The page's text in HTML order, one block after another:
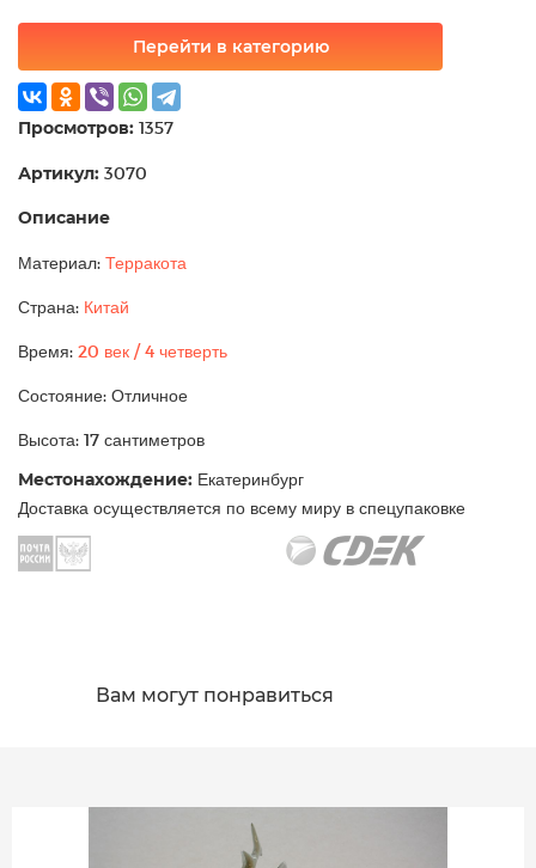
Перейти в категорию
Просмотров: 1357
Артикул: 3070
Описание
Материал: Терракота
Страна: Китай
Время: 20 век / 4 четверть
Состояние: Отличное
Высота: 17 сантиметров
Местонахождение: Екатеринбург
Доставка осуществляется по всему миру в спецупаковке
Вам могут понравиться